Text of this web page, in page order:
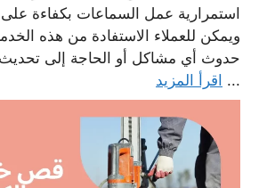
استمرارية عمل السماعات بكفاءة
ويمكن للعملاء الاستفادة من هذه
حدوث أي مشاكل أو الحاجة إلى تحديث
... اقرأ المزيد